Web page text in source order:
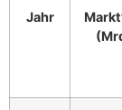
Jahr